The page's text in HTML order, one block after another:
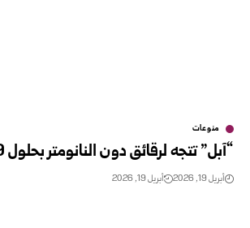
منوعات
“آبل” تتجه لرقائق دون النانومتر بحلول 2029
أبريل 19, 2026 أبريل 19, 2026